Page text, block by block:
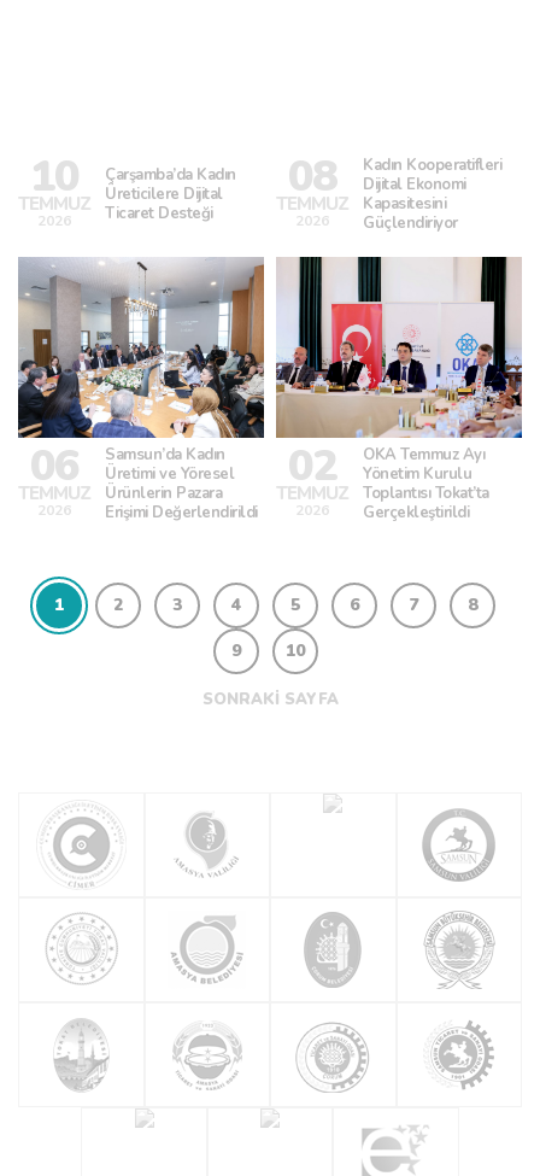
10
TEMMUZ
2026
Çarşamba’da Kadın
Üreticilere Dijital
Ticaret Desteği
08
TEMMUZ
2026
Kadın Kooperatifleri
Dijital Ekonomi
Kapasitesini
Güçlendiriyor
06
TEMMUZ
2026
Samsun’da Kadın
Üretimi ve Yöresel
Ürünlerin Pazara
Erişimi Değerlendirildi
02
TEMMUZ
2026
OKA Temmuz Ayı
Yönetim Kurulu
Toplantısı Tokat’ta
Gerçekleştirildi
1 2 3 4 5 6 7
8
9
10
SONRAKİ SAYFA